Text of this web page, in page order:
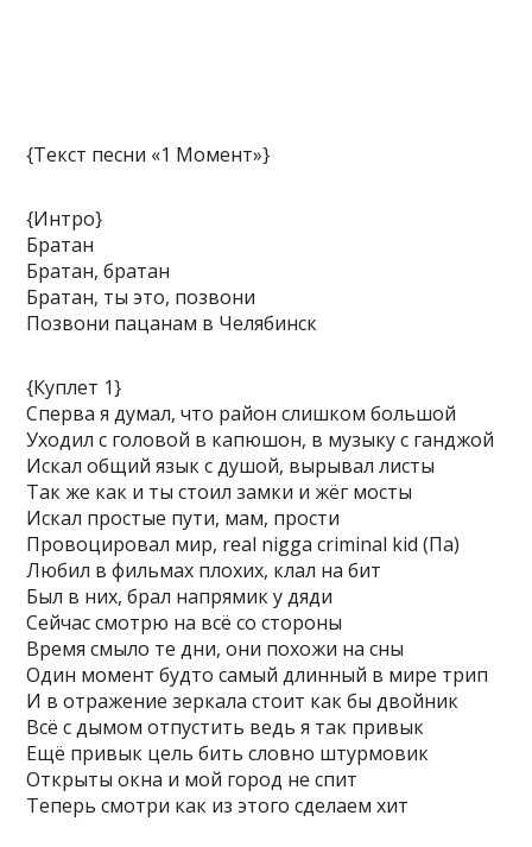
{Текст песни «1 Момент»}
{Интро}
Братан
Братан, братан
Братан, ты это, позвони
Позвони пацанам в Челябинск
{Куплет 1}
Сперва я думал, что район слишком большой
Уходил с головой в капюшон, в музыку с ганджой
Искал общий язык с душой, вырывал листы
Так же как и ты стоил замки и жёг мосты
Искал простые пути, мам, прости
Провоцировал мир, real nigga criminal kid (Па)
Любил в фильмах плохих, клал на бит
Был в них, брал напрямик у дяди
Сейчас смотрю на всё со стороны
Время смыло те дни, они похожи на сны
Один момент будто самый длинный в мире трип
И в отражение зеркала стоит как бы двойник
Всё с дымом отпустить ведь я так привык
Ещё привык цель бить словно штурмовик
Открыты окна и мой город не спит
Теперь смотри как из этого сделаем хит